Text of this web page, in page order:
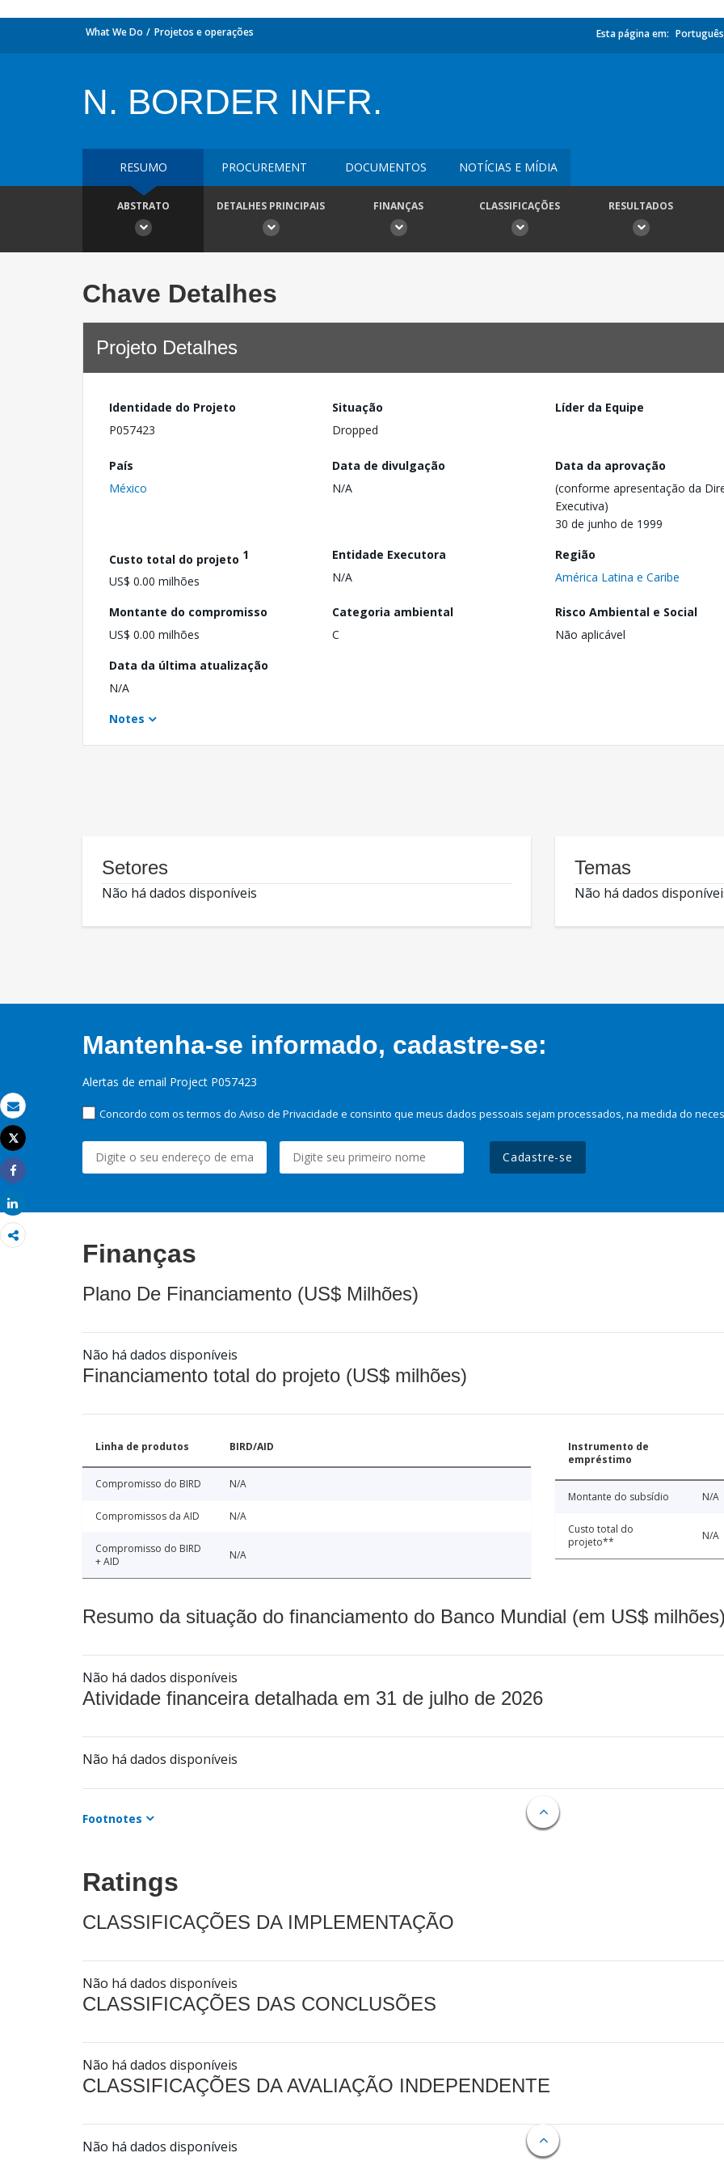
Email
Imprimir
Tweet
Share
What We Do Projetos e operações Esta página em: Português
N. BORDER INFR.
RESUMO PROCUREMENT DOCUMENTOS NOTÍCIAS E MÍDIA
ABSTRATO DETALHES PRINCIPAIS FINANÇAS CLASSIFICAÇÕES RESULTADOS
Chave Detalhes
Projeto Detalhes
Identidade do Projeto
P057423
Situação
Dropped
Líder da Equipe
País
México
Data de divulgação
N/A
Data da aprovação
(conforme apresentação da
Executiva)
30 de junho de 1999
Custo total do projeto 1
US$ 0.00 milhões
Entidade Executora
N/A
Região
América Latina e Caribe
Montante do compromisso
US$ 0.00 milhões
Categoria ambiental
C
Risco Ambiental e Social
Não aplicável
Data da última atualização
N/A
Notes
Setores
Não há dados disponíveis
Temas
Não há dados
Mantenha-se informado, cadastre-se:
Alertas de email Project P057423
Concordo com os termos do Aviso de Privacidade e consinto que meus dados pessoais sejam processados, na medida do
Cadastre-se
Finanças
Plano De Financiamento (US$ Milhões)
Não há dados disponíveis
Financiamento total do projeto (US$ milhões)
Linha de produtos BIRD/AID
Compromisso do BIRD N/A
Compromissos da AID N/A
Compromisso do BIRD
+ AID
N/A
Instrumento de
empréstimo
Montante do subsídio N/A
Custo total do
projeto**
N/A
Resumo da situação do financiamento do Banco Mundial (em US$
Não há dados disponíveis
Atividade financeira detalhada em 31 de julho de 2026
Não há dados disponíveis
Footnotes
Ratings
CLASSIFICAÇÕES DA IMPLEMENTAÇÃO
Não há dados disponíveis
CLASSIFICAÇÕES DAS CONCLUSÕES
Não há dados disponíveis
CLASSIFICAÇÕES DA AVALIAÇÃO INDEPENDENTE
Não há dados disponíveis